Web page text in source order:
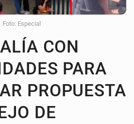
Foto: Especial
CON
PARA
PROPUESTA
DE